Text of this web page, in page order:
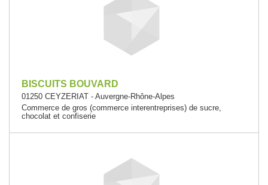
BISCUITS BOUVARD
01250 CEYZERIAT - Auvergne-Rhône-Alpes
Commerce de gros (commerce interentreprises) de sucre,
chocolat et confiserie